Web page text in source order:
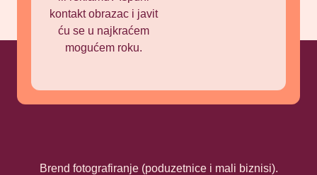
kontakt obrazac i javit
ću se u najkraćem
mogućem roku.
Brend fotografiranje (poduzetnice i mali biznisi).